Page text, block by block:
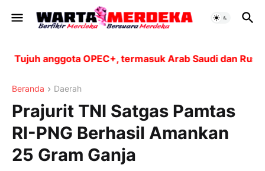
anggota OPEC+, termasuk Arab Saudi dan Rusia,
Beranda Daerah
Prajurit TNI Satgas Pamtas
RI-PNG Berhasil Amankan
25 Gram Ganja